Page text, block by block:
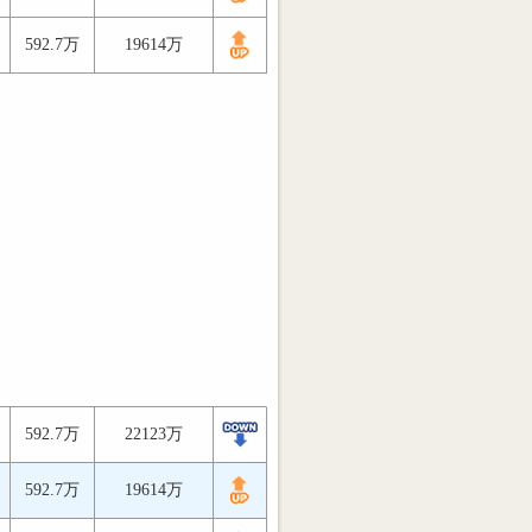
592.7万 19614万
592.7万 22123万
592.7万 19614万